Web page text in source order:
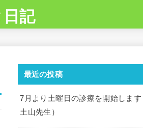
記
最近の投稿
7月より土曜日の診療を開始します
土山先生）